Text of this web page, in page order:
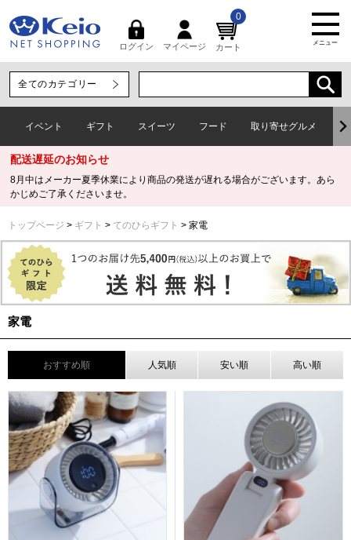
ログイン マイページ カート
0
メニュー
イベント ギフト スイーツ フード 取り寄せグルメ
配送遅延のお知らせ
8月中はメーカー夏季休業により商品の発送が遅れる場合がございます。あら
かじめご了承くださいませ。
トップページ ギフト てのひらギフト 家電
家電
おすすめ順 人気順 安い順 高い順